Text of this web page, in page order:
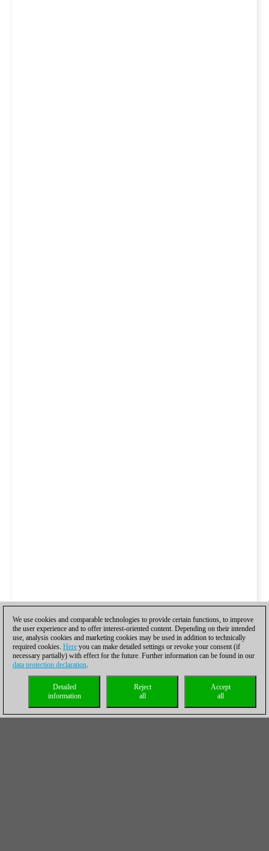
We use cookies and comparable technologies to provide certain functions, to improve
the user experience and to offer interest-oriented content. Depending on their intended
use, analysis cookies and marketing cookies may be used in addition to technically
required cookies. Here you can make detailed settings or revoke your consent (if
necessary partially) with effect for the future. Further information can be found in our
data protection declaration.
Accept
all
Reject
all
Detailed
information